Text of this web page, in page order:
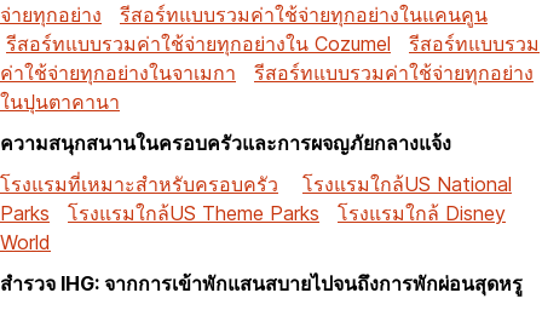
จ่ายทุกอย่าง
รีสอร์ทแบบรวมค่าใช้จ่ายทุกอย่างในแคนคูน
รีสอร์ทแบบรวมค่าใช้จ่ายทุกอย่างใน Cozumel
รีสอร์ทแบบรวม
ค่าใช้จ่ายทุกอย่างในจาเมกา
รีสอร์ทแบบรวมค่าใช้จ่ายทุกอย่าง
ในปุนตาคานา
ความสนุกสนานในครอบครัวและการผจญภัยกลางแจ้ง
โรงแรมที่เหมาะสำหรับครอบครัว
โรงแรมใกล้US National
Parks
โรงแรมใกล้US Theme Parks
โรงแรมใกล้ Disney
World
สำรวจ IHG: จากการเข้าพักแสนสบายไปจนถึงการพักผ่อนสุดหรู